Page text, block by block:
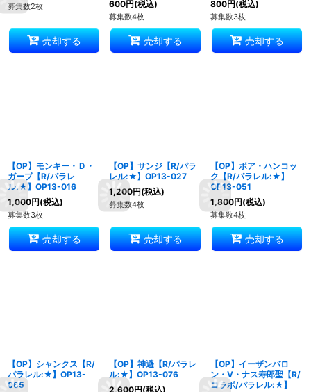
募集数2枚
売却する
600円(税込)
募集数4枚
売却する
800円(税込)
募集数3枚
売却する
【OP】モンキー・Ｄ・
ガープ【R/パラレ
ル:★】OP13-016
1,000円(税込)
募集数3枚
売却する
【OP】サンジ【R/パラ
レル:★】OP13-027
1,200円(税込)
募集数4枚
売却する
【OP】ボア・ハンコッ
ク【R/パラレル:★】
OP13-051
1,800円(税込)
募集数4枚
売却する
【OP】シャンクス【R/
パラレル:★】OP13-
065
【OP】神避【R/パラレ
ル:★】OP13-076
2,600円(税込)
【OP】イーザンバロ
ン・V・ナス寿郎聖【R/
コラボ/パラレル:★】